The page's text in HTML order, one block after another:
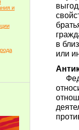
и
в
или